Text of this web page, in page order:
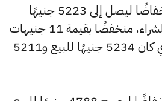
سجل سعر عيار 24 انخفاضًا ليصل إلى 5223 جنيهًا
للبيع و5200 جنيهًا للشراء، منخفضًا بقيمة 11 جنيهات
عن السعر السابق الذي كان 5234 جنيهًا للبيع و5211